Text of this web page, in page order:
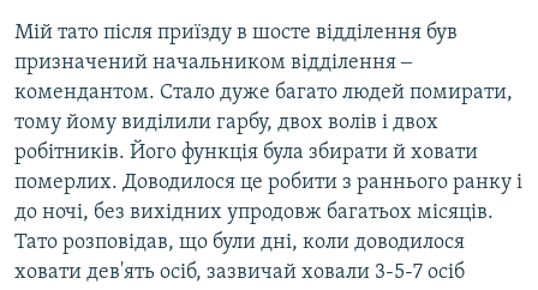
Мій тато після приїзду в шосте відділення був
призначений начальником відділення ‒
комендантом. Стало дуже багато людей помирати,
тому йому виділили гарбу, двох волів і двох
робітників. Його функція була збирати й ховати
померлих. Доводилося це робити з раннього ранку і
до ночі, без вихідних упродовж багатьох місяців.
Тато розповідав, що були дні, коли доводилося
ховати дев'ять осіб, зазвичай ховали 3-5-7 осіб